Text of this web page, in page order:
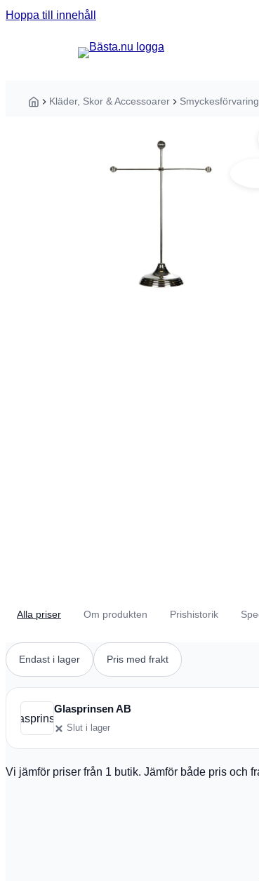
Hoppa till innehåll
Sök guider, tester eller produkter ...
Hem
Kläder, Skor & Accessoarer Smyckesförvaring
Alla priser Om produkten Prishistorik
Endast i lager Pris med frakt
Glasprinsen
Glasprinsen AB
Slut i lager
Vi jämför priser från 1 butik. Jämför både pris och